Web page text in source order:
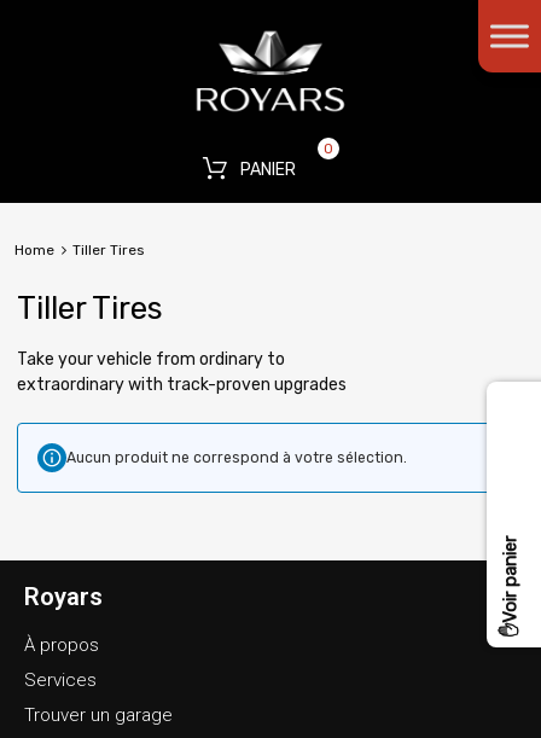
PANIER
0
Home Tiller Tires
Tiller Tires
Take your vehicle from ordinary to
extraordinary with track-proven upgrades
Aucun produit ne correspond à votre sélection.
Royars
À propos
Services
Trouver un garage